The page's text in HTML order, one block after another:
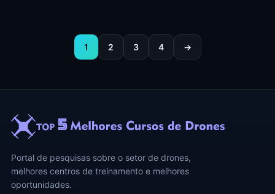
1 2 3 4 →
Portal de pesquisas sobre o setor de drones,
melhores centros de treinamento e melhores
oportunidades.